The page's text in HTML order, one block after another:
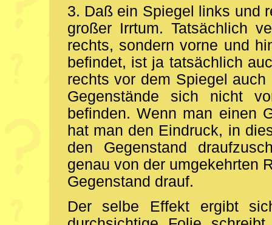
3. Daß ein Spiegel links und
großer Irrtum. Tatsächlich
rechts, sondern vorne und
befindet, ist ja tatsächlich
rechts vor dem Spiegel
Gegenstände sich nicht
befinden. Wenn man einen
hat man den Eindruck, in
den Gegenstand
genau von der umgekehrten
Gegenstand drauf.
Der selbe Effekt ergibt